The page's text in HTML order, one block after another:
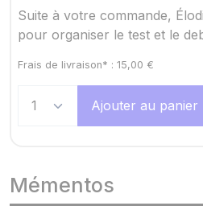
Suite à votre commande,
pour organiser le test et le
Frais de livraison* : 15,00 €
Ajouter au panier
Mémentos